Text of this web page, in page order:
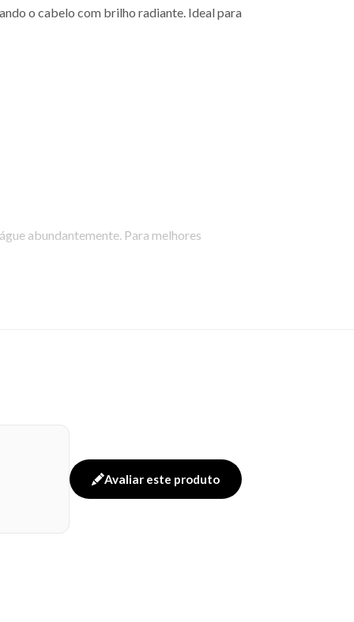
o cabelo com brilho radiante. Ideal para
abundantemente. Para melhores
Avaliar este produto